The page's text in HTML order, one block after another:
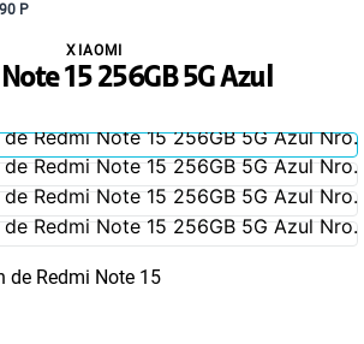
P
15 256GB 5G Azul
XIAOMI